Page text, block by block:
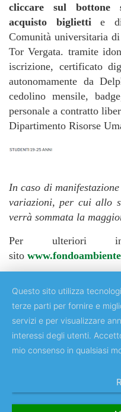
cliccare sul bottone
acquisto biglietti e
Comunità universitaria
Tor Vergata. tramite
iscrizione, certificato
autonomamente da
cedolino mensile,
personale a contratto
Dipartimento Risorse
In caso di
variazioni, per cui allo
verrà sommata la
Per ulteriori
sito
Copyright © 2018 Università
Questo sito utilizza
terze parti per fornire e
servizi e per visualizzare
interessi degli utenti.
mio consenso in qualsiasi